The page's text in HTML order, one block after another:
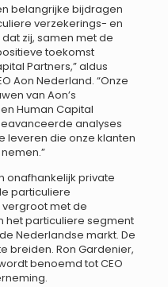
belangrijke bijdragen
verzekerings- en
zij, samen met de
toekomst
Partners,” aldus
Aon Nederland. “Onze
van Aon’s
Human Capital
analyses
leveren die onze klanten
onafhankelijk private
particuliere
met de
het particuliere segment
Nederlandse markt. De
breiden. Ron Gardenier,
benoemd tot CEO